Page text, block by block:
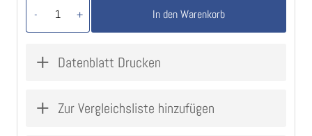
- + In den Warenkorb
Datenblatt Drucken
Zur Vergleichsliste hinzufügen